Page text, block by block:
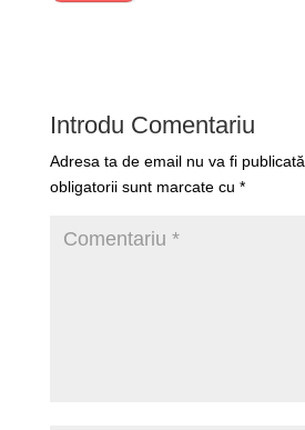
Introdu Comentariu
Adresa ta de email nu va fi publicată.
obligatorii sunt marcate cu *